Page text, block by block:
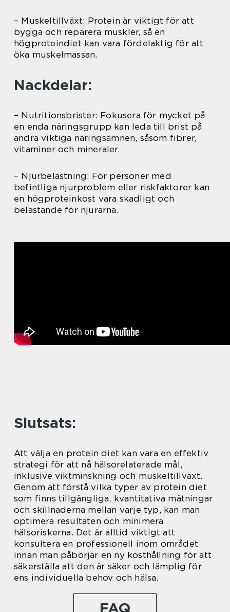
– Muskeltillväxt: Protein är viktigt för att
bygga och reparera muskler, så en
högproteindiet kan vara fördelaktig för att
öka muskelmassan.
Nackdelar:
– Nutritionsbrister: Fokusera för mycket på
en enda näringsgrupp kan leda till brist på
andra viktiga näringsämnen, såsom fibrer,
vitaminer och mineraler.
– Njurbelastning: För personer med
befintliga njurproblem eller riskfaktorer kan
en högproteinkost vara skadligt och
belastande för njurarna.
Slutsats:
Att välja en protein diet kan vara en effektiv
strategi för att nå hälsorelaterade mål,
inklusive viktminskning och muskeltillväxt.
Genom att förstå vilka typer av protein diet
som finns tillgängliga, kvantitativa mätningar
och skillnaderna mellan varje typ, kan man
optimera resultaten och minimera
hälsoriskerna. Det är alltid viktigt att
konsultera en professionell inom området
innan man påbörjar en ny kosthållning för att
säkerställa att den är säker och lämplig för
ens individuella behov och hälsa.
FAQ